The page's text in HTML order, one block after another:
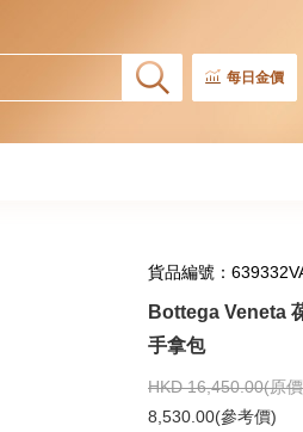
每日金價
貨品編號：
Bottega Veneta
手拿包
HKD 16,450.00(原
8,530.00(參考價)